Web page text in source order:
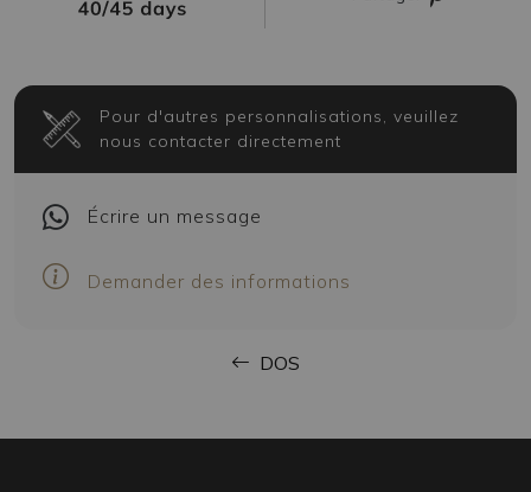
Pour d'autres personnalisations, veuillez
nous contacter directement
Écrire un message
Demander des informations
DOS